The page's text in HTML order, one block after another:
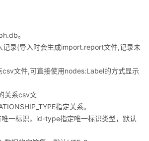
。
录(导入时会生成import.report文件,记录未
csv文件,可直接使用nodes:Label的方式显示
关系csv文
指定关系。
一标识，id-type指定唯一标识类型，默认